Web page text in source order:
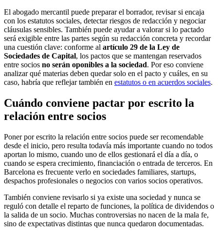
El abogado mercantil puede preparar el borrador, revisar si encaja
con los estatutos sociales, detectar riesgos de redacción y negociar
cláusulas sensibles. También puede ayudar a valorar si lo pactado
será exigible entre las partes según su redacción concreta y recordar
una cuestión clave: conforme al artículo 29 de la Ley de
Sociedades de Capital, los pactos que se mantengan reservados
entre socios no serán oponibles a la sociedad. Por eso conviene
analizar qué materias deben quedar solo en el pacto y cuáles, en su
caso, habría que reflejar también en estatutos o en acuerdos sociales.
Cuándo conviene pactar por escrito la
relación entre socios
Poner por escrito la relación entre socios puede ser recomendable
desde el inicio, pero resulta todavía más importante cuando no todos
aportan lo mismo, cuando uno de ellos gestionará el día a día, o
cuando se espera crecimiento, financiación o entrada de terceros. En
Barcelona es frecuente verlo en sociedades familiares, startups,
despachos profesionales o negocios con varios socios operativos.
También conviene revisarlo si ya existe una sociedad y nunca se
reguló con detalle el reparto de funciones, la política de dividendos o
la salida de un socio. Muchas controversias no nacen de la mala fe,
sino de expectativas distintas que nunca quedaron documentadas.